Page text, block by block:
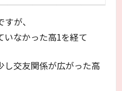
が、
いなかった高1を経て
し交友関係が広がった高